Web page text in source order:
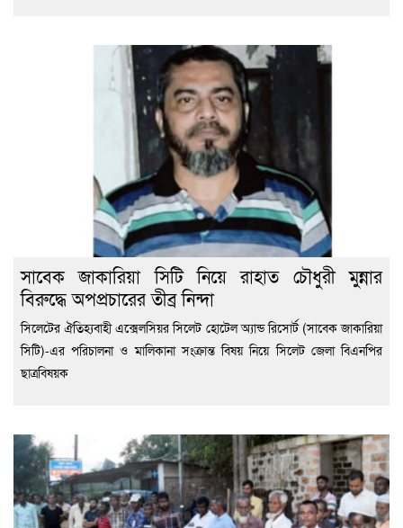
সাবেক জাকারিয়া সিটি নিয়ে রাহাত চৌধুরী মুন্নার
বিরুদ্ধে অপপ্রচারের তীব্র নিন্দা
সিলেটের ঐতিহ্যবাহী এক্সেলসিয়র সিলেট হোটেল অ্যান্ড রিসোর্ট (সাবেক জাকারিয়া
সিটি)-এর পরিচালনা ও মালিকানা সংক্রান্ত বিষয় নিয়ে সিলেট জেলা বিএনপির
ছাত্রবিষয়ক